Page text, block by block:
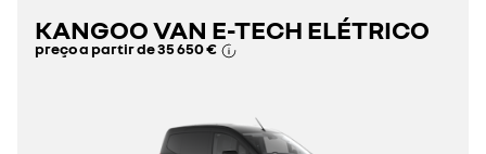
KANGOO VAN E-TECH ELÉTRICO
preço a partir de35 650 €